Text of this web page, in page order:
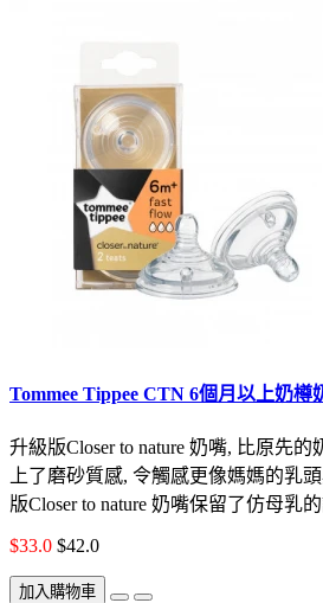
Tommee Tippee CTN 6個月以上奶樽
升級版Closer to nature 奶嘴, 比原先
上了磨砂質感, 令觸感更像媽媽的乳
版Closer to nature 奶嘴保留了仿母乳
$33.0 $42.0
加入購物車